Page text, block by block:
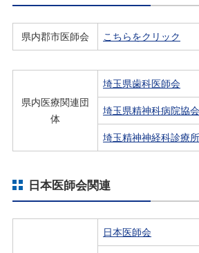
県内郡市医師会 こちらをクリック
県内医療関連団
体
埼玉県歯科医師会
埼玉県精神科病院協会
埼玉精神神経科診療
日本医師会関連
日本医師会